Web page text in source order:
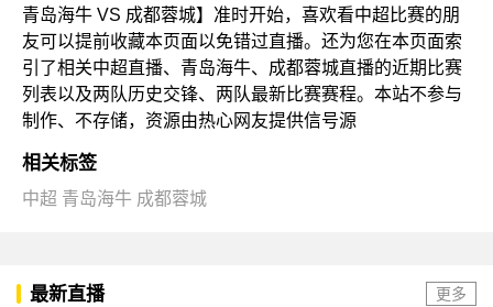
青岛海牛 VS 成都蓉城】准时开始，喜欢看中超比赛的朋
友可以提前收藏本页面以免错过直播。还为您在本页面索
引了相关中超直播、青岛海牛、成都蓉城直播的近期比赛
列表以及两队历史交锋、两队最新比赛赛程。本站不参与
制作、不存储，资源由热心网友提供信号源
相关标签
中超 青岛海牛 成都蓉城
最新直播 更多